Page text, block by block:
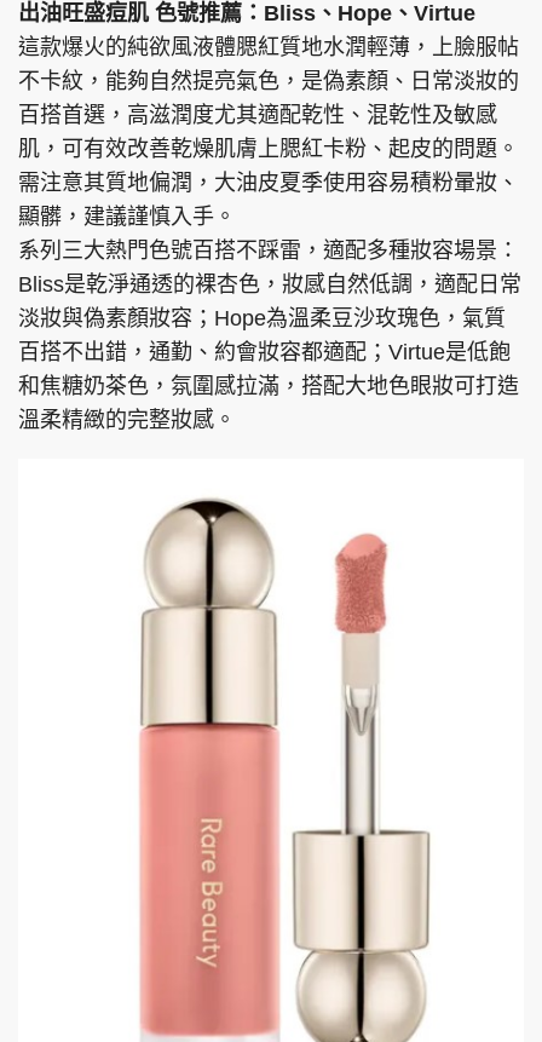
出油旺盛痘肌 色號推薦：Bliss、Hope、Virtue
這款爆火的純欲風液體腮紅質地水潤輕薄，上臉服帖
不卡紋，能夠自然提亮氣色，是偽素顏、日常淡妝的
百搭首選，高滋潤度尤其適配乾性、混乾性及敏感
肌，可有效改善乾燥肌膚上腮紅卡粉、起皮的問題。
需注意其質地偏潤，大油皮夏季使用容易積粉暈妝、
顯髒，建議謹慎入手。
系列三大熱門色號百搭不踩雷，適配多種妝容場景：
Bliss是乾淨通透的裸杏色，妝感自然低調，適配日常
淡妝與偽素顏妝容；Hope為溫柔豆沙玫瑰色，氣質
百搭不出錯，通勤、約會妝容都適配；Virtue是低飽
和焦糖奶茶色，氛圍感拉滿，搭配大地色眼妝可打造
溫柔精緻的完整妝感。